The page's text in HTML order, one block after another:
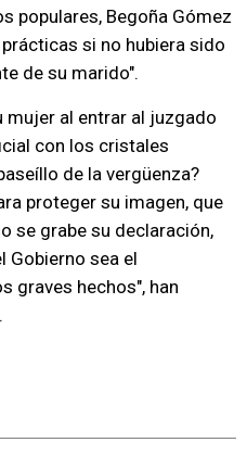
populares, Begoña Gómez
si no hubiera sido
de su marido".
mujer al entrar al juzgado
con los cristales
de la vergüenza?
proteger su imagen, que
se grabe su declaración,
Gobierno sea el
graves hechos", han